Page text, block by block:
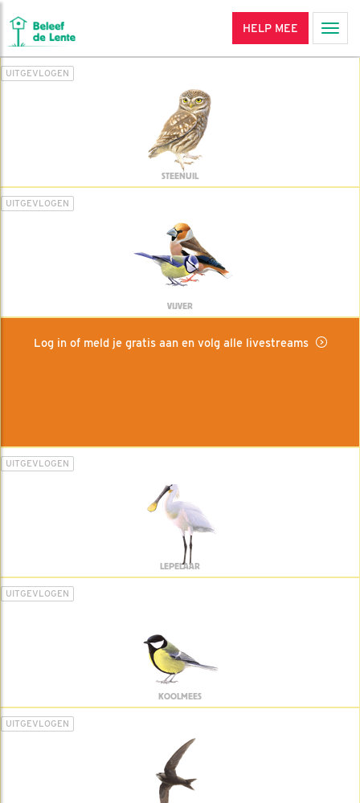
HELP MEE
UITGEVLOGEN
STEENUIL
UITGEVLOGEN
VIJVER
Log in of meld je gratis aan en volg alle livestreams
UITGEVLOGEN
LEPELAAR
UITGEVLOGEN
KOOLMEES
UITGEVLOGEN